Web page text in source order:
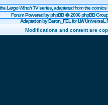
Largo WinchTV series, adaptated from the
Forum Powered byphpBB� 2006 phpBB
Adaptation by Baron_FEL for LW
Modifications and content are